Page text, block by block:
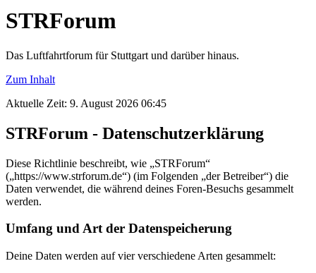
STRForum
Das Luftfahrtforum für Stuttgart und darüber hinaus.
Zum Inhalt
Aktuelle Zeit: 9. August 2026 06:45
STRForum - Datenschutzerklärung
Diese Richtlinie beschreibt, wie „STRForum“
(„https://www.strforum.de“) (im Folgenden „der Betreiber“) die
Daten verwendet, die während deines Foren-Besuchs gesammelt
werden.
Umfang und Art der Datenspeicherung
Deine Daten werden auf vier verschiedene Arten gesammelt: